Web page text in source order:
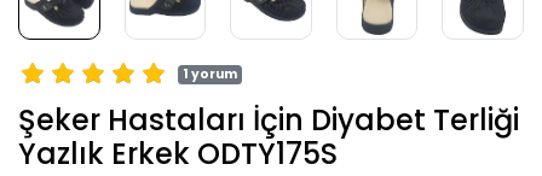
1 yorum
Şeker Hastaları İçin Diyabet Terliği
Yazlık Erkek ODTY175S